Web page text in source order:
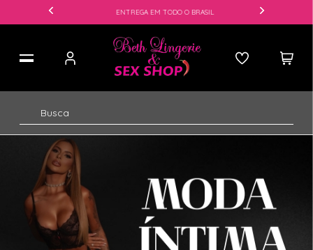
ENTREGA EM TODO O BRASIL
LINGERIES